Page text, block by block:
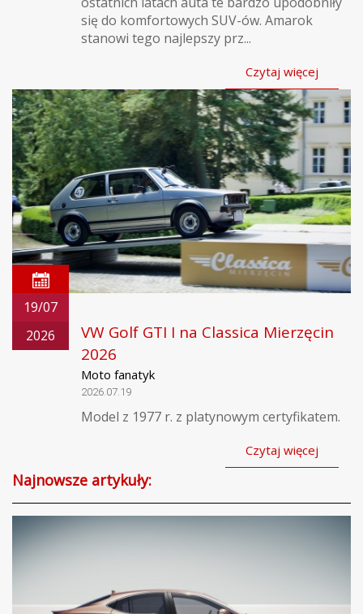
się do komfortowych SUV-ów. Amarok
stanowi tego najlepszy prz...
Czytaj więcej
19/07
2026
VW Golf GTI I na Classica Mierzęcin
2026
Moto fanatyk
2026.07.19
Model z 1977 r. z platynowym certyfikatem.
Czytaj więcej
Najnowsze artykuły: